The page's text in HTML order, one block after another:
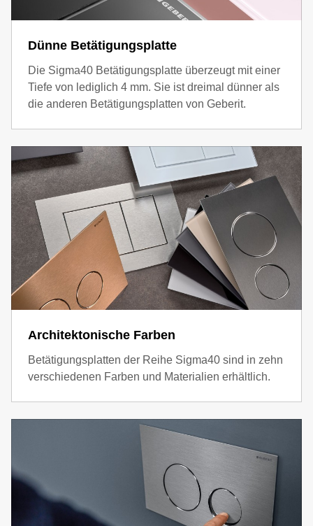
Dünne Betätigungsplatte
Die Sigma40 Betätigungsplatte überzeugt mit einer
Tiefe von lediglich 4 mm. Sie ist dreimal dünner als
die anderen Betätigungsplatten von Geberit.
Architektonische Farben
Betätigungsplatten der Reihe Sigma40 sind in zehn
verschiedenen Farben und Materialien erhältlich.